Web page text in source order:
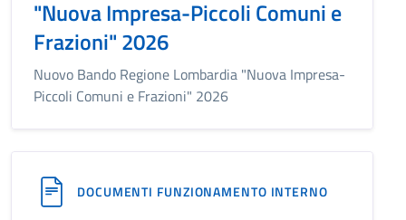
"Nuova Impresa-Piccoli Comuni e
Frazioni" 2026
Nuovo Bando Regione Lombardia "Nuova Impresa-
Piccoli Comuni e Frazioni" 2026
DOCUMENTI FUNZIONAMENTO INTERNO